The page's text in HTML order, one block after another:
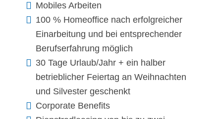
Mobiles Arbeiten
100 % Homeoffice nach erfolgreicher
Einarbeitung und bei entsprechender
Berufserfahrung möglich
30 Tage Urlaub/Jahr + ein halber
betrieblicher Feiertag an Weihnachten
und Silvester geschenkt
Corporate Benefits